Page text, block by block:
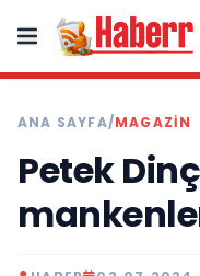
ANA SAYFA/MAGAZIN
Petek